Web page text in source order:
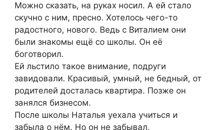
Можно сказать, на руках носил. А ей стало
скучно с ним, пресно. Хотелось чего-то
радостного, нового. Ведь с Виталием они
были знакомы ещё со школы. Он её
боготворил.
Ей льстило такое внимание, подруги
завидовали. Красивый, умный, не бедный, от
родителей досталась квартира. Позже он
занялся бизнесом.
После школы Наталья уехала учиться и
забыла о нём. Но он не забывал.